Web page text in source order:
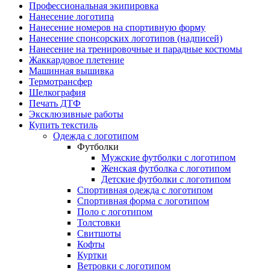
Профессиональная экипировка
Нанесение логотипа
Нанесение номеров на спортивную форму
Нанесение спонсорских логотипов (надписей)
Нанесение на тренировочные и парадные костюмы
Жаккардовое плетение
Машинная вышивка
Термотрансфер
Шелкография
Печать ДТФ
Эксклюзивные работы
Купить текстиль
Одежда с логотипом
Футболки
Мужские футболки с логотипом
Женская футболка с логотипом
Детские футболки с логотипом
Спортивная одежда с логотипом
Спортивная форма с логотипом
Поло с логотипом
Толстовки
Свитшоты
Кофты
Куртки
Ветровки с логотипом